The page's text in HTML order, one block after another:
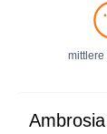
mittlere
Ambrosia